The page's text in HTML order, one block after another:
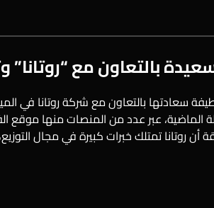
بالتعاون مع “روتانا”
الماضية، عبر عدد من المنصات منها موقع